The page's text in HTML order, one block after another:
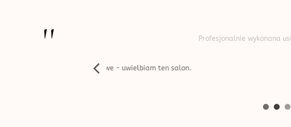
''
i życzliwe - uwielbiam ten salon.
Profesjonalnie wykonana usługa, w bardzo
Pedicure